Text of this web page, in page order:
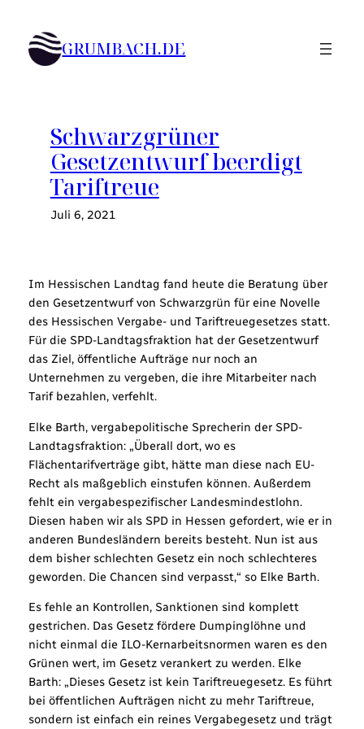
Inhalt
springen GRUMBACH.DE
Schwarzgrüner
Gesetzentwurf beerdigt
Tariftreue
Juli 6, 2021
Im Hessischen Landtag fand heute die Beratung über
den Gesetzentwurf von Schwarzgrün für eine Novelle
des Hessischen Vergabe- und Tariftreuegesetzes statt.
Für die SPD-Landtagsfraktion hat der Gesetzentwurf
das Ziel, öffentliche Aufträge nur noch an
Unternehmen zu vergeben, die ihre Mitarbeiter nach
Tarif bezahlen, verfehlt.
Elke Barth, vergabepolitische Sprecherin der SPD-
Landtagsfraktion: „Überall dort, wo es
Flächentarifverträge gibt, hätte man diese nach EU-
Recht als maßgeblich einstufen können. Außerdem
fehlt ein vergabespezifischer Landesmindestlohn.
Diesen haben wir als SPD in Hessen gefordert, wie er in
anderen Bundesländern bereits besteht. Nun ist aus
dem bisher schlechten Gesetz ein noch schlechteres
geworden. Die Chancen sind verpasst,“ so Elke Barth.
Es fehle an Kontrollen, Sanktionen sind komplett
gestrichen. Das Gesetz fördere Dumpinglöhne und
nicht einmal die ILO-Kernarbeitsnormen waren es den
Grünen wert, im Gesetz verankert zu werden. Elke
Barth: „Dieses Gesetz ist kein Tariftreuegesetz. Es führt
bei öffentlichen Aufträgen nicht zu mehr Tariftreue,
sondern ist einfach ein reines Vergabegesetz und trägt